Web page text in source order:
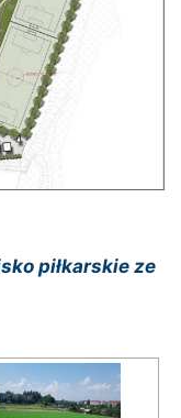
piłkarskie ze